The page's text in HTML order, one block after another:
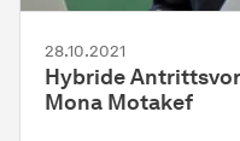
28.10.2021
Hybride
Mona Motakef